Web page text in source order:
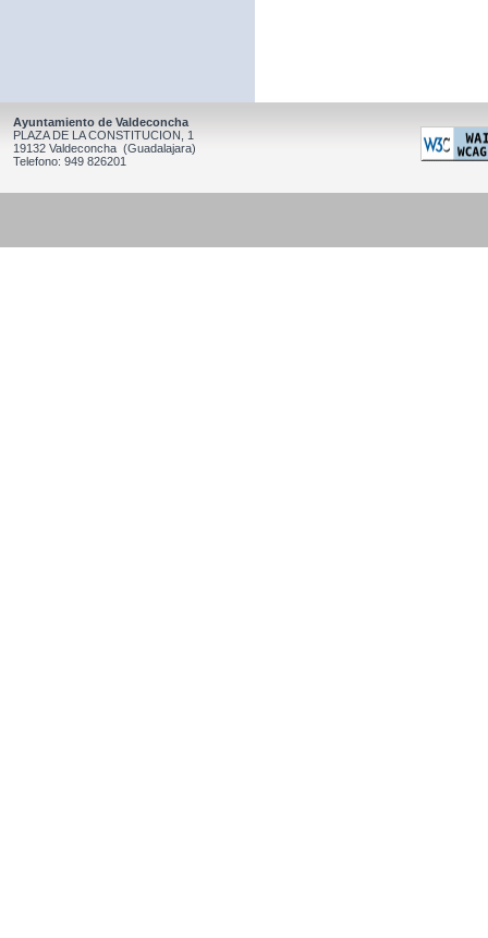
Ayuntamiento de Valdeconcha
PLAZA DE LA CONSTITUCION, 1
19132 Valdeconcha (Guadalajara)
Telefono: 949 826201